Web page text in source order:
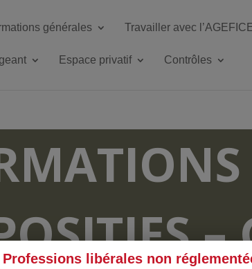
générales Travailler avec
Espace privatif Contrôles
–
Professions libérales non